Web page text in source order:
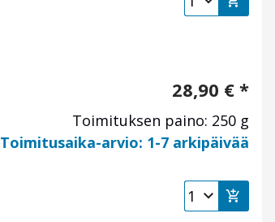
28,90 € *
Toimituksen paino: 250 g
Toimitusaika-arvio: 1-7 arkipäivää